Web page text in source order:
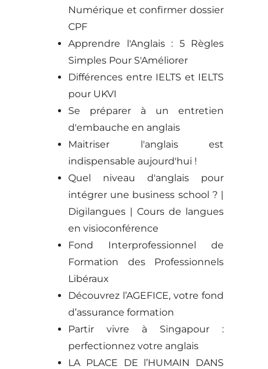
Numérique et confirmer dossier
CPF
Apprendre l'Anglais : 5 Règles
Simples Pour S'Améliorer
Différences entre IELTS et IELTS
pour UKVI
Se préparer à un entretien
d'embauche en anglais
Maitriser l'anglais est
indispensable aujourd'hui !
Quel niveau d'anglais pour
intégrer une business school ? |
Digilangues | Cours de langues
en visioconférence
Fond Interprofessionnel de
Formation des Professionnels
Libéraux
Découvrez l’AGEFICE, votre fond
d’assurance formation
Partir vivre à Singapour :
perfectionnez votre anglais
LA PLACE DE l’HUMAIN DANS